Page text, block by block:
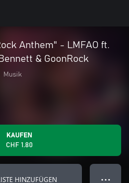
Anthem" - LMFAO ft.
& GoonRock
Musik
KAUFEN
CHF 1.80
HINZUFÜGEN ● ● ●